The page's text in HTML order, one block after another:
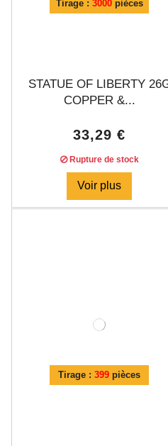
Tirage : 3000pièces
STATUE OF LIBERTY
COPPER &...
33,29 €
Rupture de stock
Voir plus
Tirage :399 pièces